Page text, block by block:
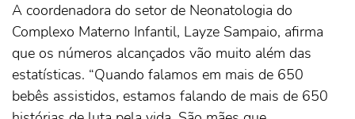
A coordenadora do setor de Neonatologia do
Complexo Materno Infantil, Layze Sampaio, afirma
que os números alcançados vão muito além das
estatísticas. “Quando falamos em mais de 650
bebês assistidos, estamos falando de mais de 650